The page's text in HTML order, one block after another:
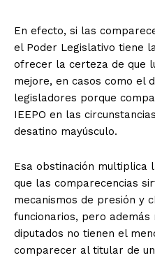
En efecto, si las
el Poder Legislativo tiene
ofrecer la certeza de que
mejore, en casos como el
legisladores porque
IEEPO en las
desatino mayúsculo.
Esa obstinación multiplica
que las comparecencias
mecanismos de presión y
funcionarios, pero
diputados no tienen el
comparecer al titular de